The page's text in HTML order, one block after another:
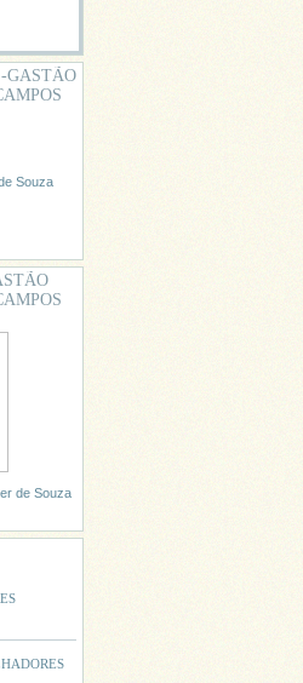
GASTÃO
Souza
de Souza